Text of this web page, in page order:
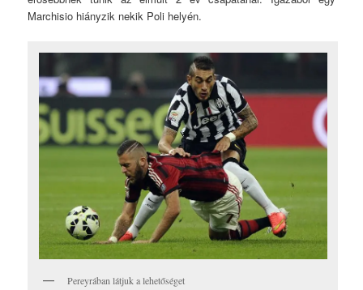
Marchisio hiányzik nekik Poli helyén.
Pereyrában látjuk a lehetőséget